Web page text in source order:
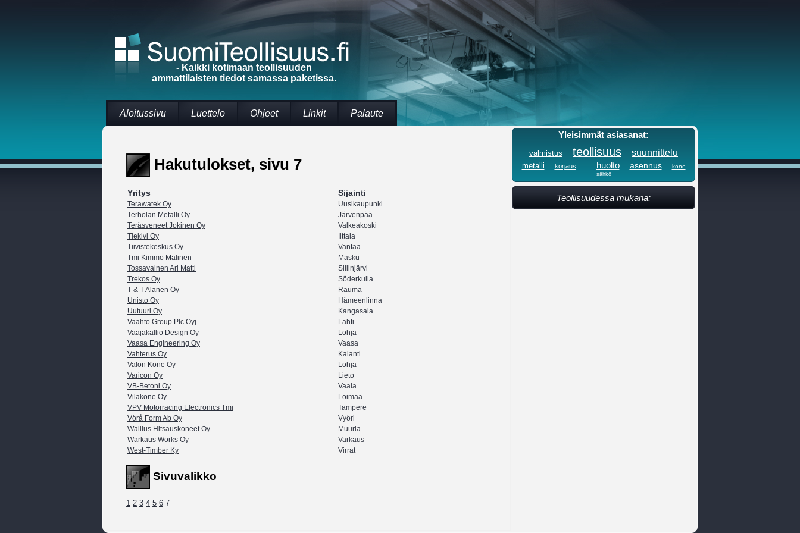
- Kaikki kotimaan teollisuuden
ammattilaisten tiedot samassa paketissa.
Aloitussivu Luettelo Ohjeet Linkit Palaute
Hakutulokset, sivu 7
Yritys Sijainti
Terawatek Oy
Uusikaupunki
Terholan Metalli Oy
Järvenpää
Teräsveneet Jokinen Oy
Valkeakoski
Tiekivi Oy
Iittala
Tiivistekeskus Oy
Vantaa
Tmi Kimmo Malinen
Masku
Tossavainen Ari Matti
Siilinjärvi
Trekos Oy
Söderkulla
T & T Alanen Oy
Rauma
Unisto Oy
Hämeenlinna
Uutuuri Oy
Kangasala
Vaahto Group Plc Oyj
Lahti
Vaajakallio Design Oy
Lohja
Vaasa Engineering Oy
Vaasa
Vahterus Oy
Kalanti
Valon Kone Oy
Lohja
Varicon Oy
Lieto
VB-Betoni Oy
Vaala
Vilakone Oy
Loimaa
VPV Motorracing Electronics Tmi
Tampere
Vörå Form Ab Oy
Vyöri
Wallius Hitsauskoneet Oy
Muurla
Warkaus Works Oy
Varkaus
West-Timber Ky
Virrat
Sivuvalikko
1 2 3 4 5 6 7
Yleisimmät asiasanat:
valmistus teollisuus suunnittelu
metalli korjaus huolto asennus kone
sähkö
Teollisuudessa mukana: